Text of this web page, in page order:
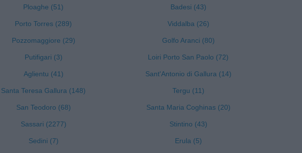
Ploaghe (51)
Porto Torres (289)
Pozzomaggiore (29)
Putifigari (3)
Aglientu (41)
Santa Teresa Gallura (148)
San Teodoro (68)
Sassari (2277)
Sedini (7)
Badesi (43)
Viddalba (26)
Golfo Aranci (80)
Loiri Porto San Paolo (72)
Sant'Antonio di Gallura (14)
Tergu (11)
Santa Maria Coghinas (20)
Stintino (43)
Erula (5)